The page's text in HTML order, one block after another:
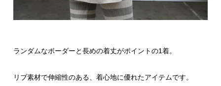
ランダムなボーダーと長めの着丈がポイントの1着。
リブ素材で伸縮性のある、着心地に優れたアイテムです。